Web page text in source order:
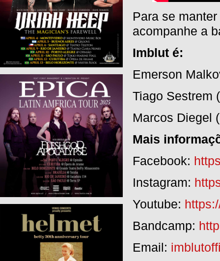
Para se
acompanhe a
Imblut é:
Emerson
Tiago Sestrem
Marcos Diegel
Mais
Facebook:
Instagram:
Youtube:
Bandcamp:
Email: